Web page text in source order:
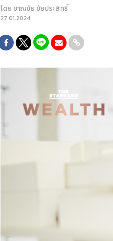
โดย ชาญชัย ชัยประสิทธิ์
27.01.2024